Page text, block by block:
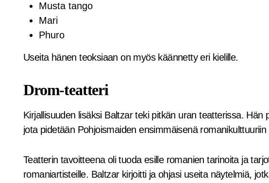
Musta tango
Mari
Phuro
Useita hänen teoksiaan on myös käännetty eri kielille.
Drom-teatteri
Kirjallisuuden lisäksi Baltzar teki pitkän uran teatterissa.
jota pidetään Pohjoismaiden ensimmäisenä
Teatterin tavoitteena oli tuoda esille romanien tarinoita ja
romaniartisteille. Baltzar kirjoitti ja ohjasi useita näytelmiä,